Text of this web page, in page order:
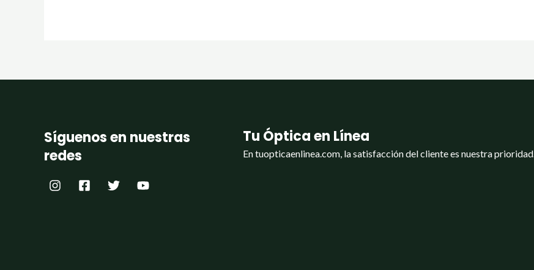
Síguenos en nuestras
redes
Tu Óptica en Línea
En tuopticaenlinea.com, la satisfacción del cliente es nuestra prioridad.